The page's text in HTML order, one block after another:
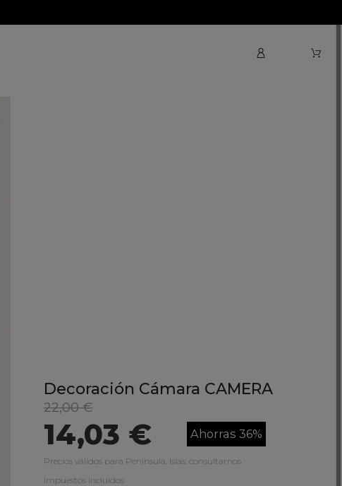
Decoración Cámara CAMERA
22,00 €
14,03 € Ahorras 36%
Precios válidos para Península. Islas: consultarnos
Impuestos incluidos